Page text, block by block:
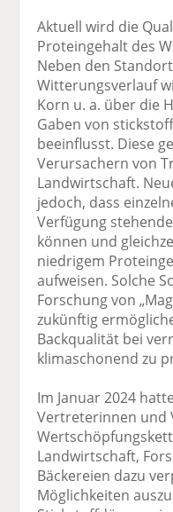
Aktuell wird die
Proteingehalt des
Neben den
Witterungsverlauf
Korn u. a. über die
Gaben von
beeinflusst. Diese
Verursachern von
Landwirtschaft.
jedoch, dass
Verfügung
können und
niedrigem
aufweisen. Solche
Forschung von
zukünftig
Backqualität bei
klimaschonend zu
Im Januar 2024
Vertreterinnen und
Landwirtschaft,
Bäckereien dazu
Möglichkeiten